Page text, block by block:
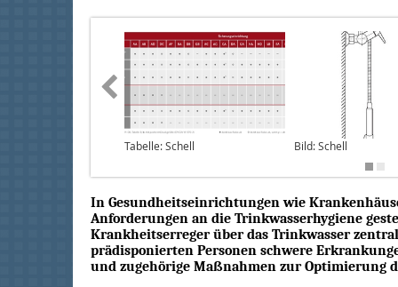
Tabelle: Schell Bild: Schell
In Gesundheitseinrichtungen wie
Anforderungen an die Trinkwasserhygiene
Krankheitserreger über das Trinkwasser
prädisponierten Personen schwere
und zugehörige Maßnahmen zur Optimierung